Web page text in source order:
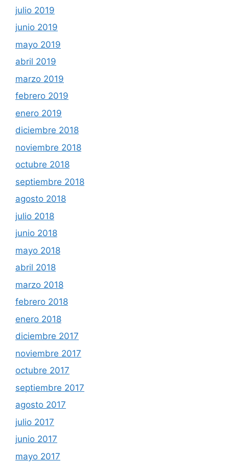
julio 2019
junio 2019
mayo 2019
abril 2019
marzo 2019
febrero 2019
enero 2019
diciembre 2018
noviembre 2018
octubre 2018
septiembre 2018
agosto 2018
julio 2018
junio 2018
mayo 2018
abril 2018
marzo 2018
febrero 2018
enero 2018
diciembre 2017
noviembre 2017
octubre 2017
septiembre 2017
agosto 2017
julio 2017
junio 2017
mayo 2017